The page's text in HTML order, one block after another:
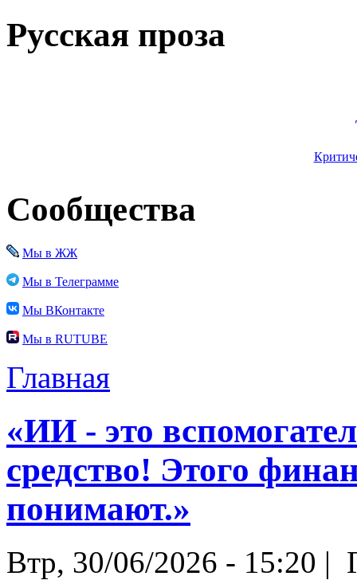
Русская проза
Сообщества
Мы в ЖЖ
Мы в Телеграмме
Мы ВКонтакте
Мы в RUTUBE
Главная
«ИИ - это
средство! Этого
понимают.»
Втр, 30/06/2026 - 15:20 |